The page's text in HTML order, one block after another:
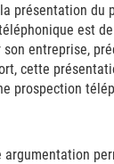
présentation du
est
entreprise,
cette
prospection